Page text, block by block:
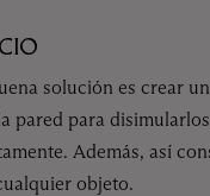
solución es crear
pared para
Además, así
objeto.